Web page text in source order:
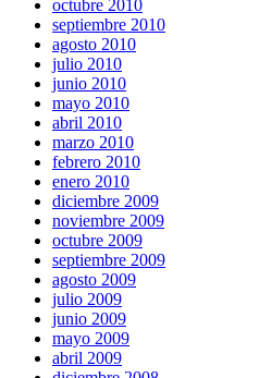
octubre 2010
septiembre 2010
agosto 2010
julio 2010
junio 2010
mayo 2010
abril 2010
marzo 2010
febrero 2010
enero 2010
diciembre 2009
noviembre 2009
octubre 2009
septiembre 2009
agosto 2009
julio 2009
junio 2009
mayo 2009
abril 2009